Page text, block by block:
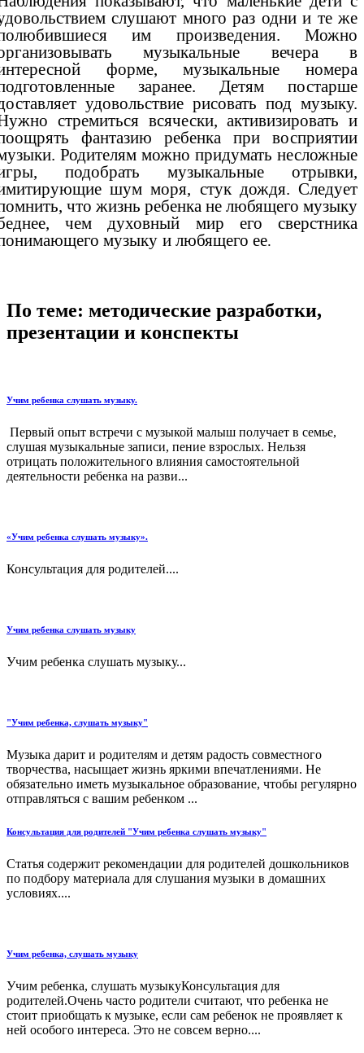
слушают много раз одни и те же
им произведения. Можно
музыкальные вечера в
форме, музыкальные номера
заранее. Детям постарше
удовольствие рисовать под музыку.
стремиться всячески, активизировать и
фантазию ребенка при восприятии
Родителям можно придумать несложные
подобрать музыкальные отрывки,
шум моря, стук дождя. Следует
что жизнь ребенка не любящего музыку
чем духовный мир его сверстника
музыку и любящего ее.
По теме: методические разработки,
презентации и конспекты
Учим ребенка слушать музыку.
Первый опыт встречи с музыкой малыш получает в семье,
слушая музыкальные записи, пение взрослых. Нельзя
отрицать положительного влияния самостоятельной
деятельности ребенка на разви...
«Учим ребенка слушать музыку».
Консультация для родителей....
Учим ребенка слушать музыку
Учим ребенка слушать музыку...
"Учим ребенка, слушать музыку"
Музыка дарит и родителям и детям радость совместного
творчества, насыщает жизнь яркими впечатлениями. Не
обязательно иметь музыкальное образование, чтобы регулярно
отправляться с вашим ребенком ...
Консультация для родителей "Учим ребенка слушать музыку"
Статья содержит рекомендации для родителей дошкольников
по подбору материала для слушания музыки в домашних
условиях....
Учим ребенка, слушать музыку
Учим ребенка, слушать музыкуКонсультация для
родителей.Очень часто родители считают, что ребенка не
стоит приобщать к музыке, если сам ребенок не проявляет к
ней особого интереса. Это не совсем верно....